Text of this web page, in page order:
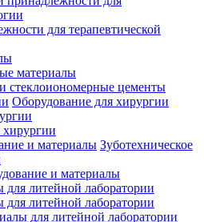
для терапевтической
материалы
стеклоиономерные цементы
Оборудование для хирургии
хирургии
и материалы Зуботехническое
и материалы
литейной лаборатории
литейной лаборатории
для литейной лаборатории